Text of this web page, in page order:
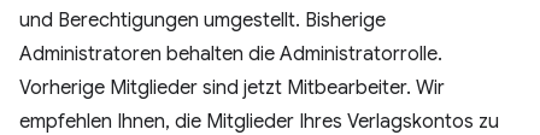
und Berechtigungen umgestellt. Bisherige
Administratoren behalten die Administratorrolle.
Vorherige Mitglieder sind jetzt Mitbearbeiter. Wir
empfehlen Ihnen, die Mitglieder Ihres Verlagskontos zu